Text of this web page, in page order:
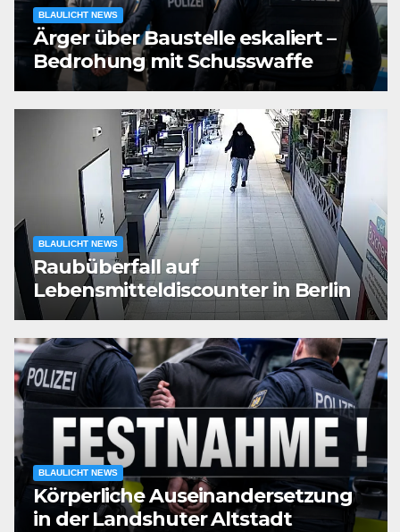
BLAULICHT NEWS
Ärger über Baustelle eskaliert –
Bedrohung mit Schusswaffe
BLAULICHT NEWS
Raubüberfall auf
Lebensmitteldiscounter in Berlin
BLAULICHT NEWS
Körperliche Auseinandersetzung
in der Landshuter Altstadt